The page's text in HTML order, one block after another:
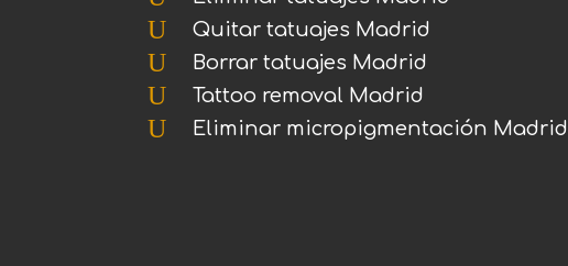
U Quitar tatuajes Madrid
U Borrar tatuajes Madrid
U Tattoo removal Madrid
U Eliminar micropigmentación Madrid